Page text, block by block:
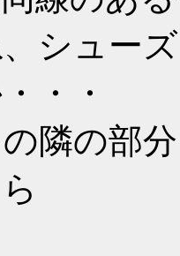
シュー
・・
隣の部